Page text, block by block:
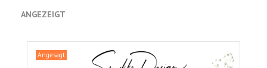
ANGEZEIGT
Angesagt